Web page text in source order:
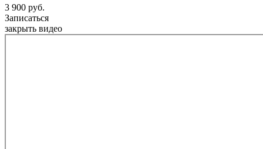
3 900 руб.
Записаться
закрыть видео